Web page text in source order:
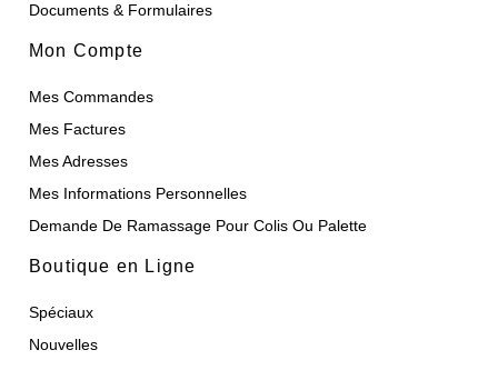
Documents & Formulaires
Mon Compte
Mes Commandes
Mes Factures
Mes Adresses
Mes Informations Personnelles
Demande De Ramassage Pour Colis Ou Palette
Boutique en Ligne
Spéciaux
Nouvelles